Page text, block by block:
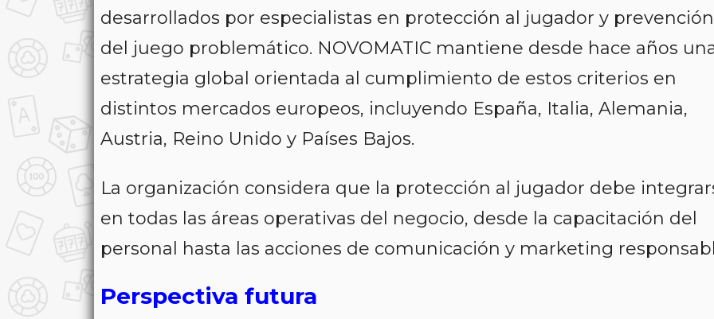
desarrollados por especialistas en protección al jugador y prevención
del juego problemático. NOVOMATIC mantiene desde hace años
estrategia global orientada al cumplimiento de estos criterios en
distintos mercados europeos, incluyendo España, Italia, Alemania,
Austria, Reino Unido y Países Bajos.
La organización considera que la protección al jugador debe
en todas las áreas operativas del negocio, desde la capacitación del
personal hasta las acciones de comunicación y marketing
Perspectiva futura